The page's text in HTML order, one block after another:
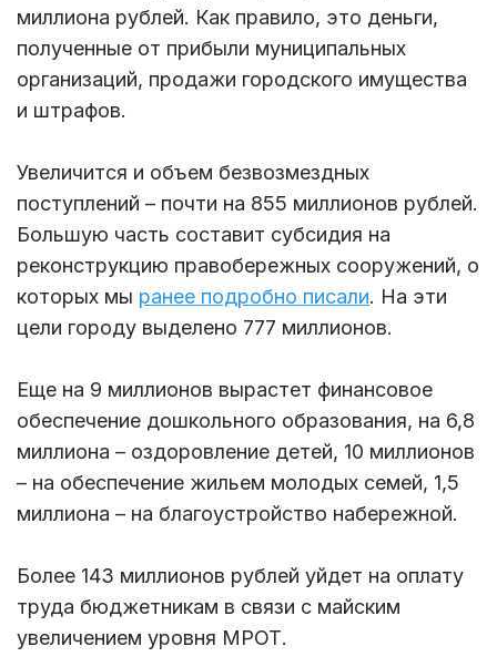
миллиона рублей. Как правило, это деньги,
полученные от прибыли муниципальных
организаций, продажи городского имущества
и штрафов.
Увеличится и объем безвозмездных
поступлений – почти на 855 миллионов рублей.
Большую часть составит субсидия на
реконструкцию правобережных сооружений, о
которых мы ранее подробно писали. На эти
цели городу выделено 777 миллионов.
Еще на 9 миллионов вырастет финансовое
обеспечение дошкольного образования, на 6,8
миллиона – оздоровление детей, 10 миллионов
– на обеспечение жильем молодых семей, 1,5
миллиона – на благоустройство набережной.
Более 143 миллионов рублей уйдет на оплату
труда бюджетникам в связи с майским
увеличением уровня МРОТ.